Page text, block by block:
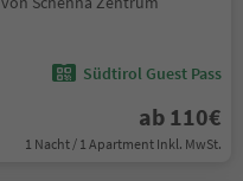
Südtirol Guest Pass
ab 110€
1 Nacht / 1 Apartment Inkl. MwSt.